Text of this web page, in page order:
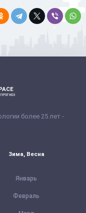
более 25 лет -
Зима, Весна
Январь
Февраль